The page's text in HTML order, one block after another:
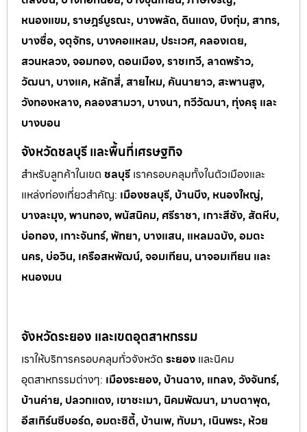
หนองแขม, ราษฎร์บูรณะ, บางพลัด, ดินแดง, บึงกุ่ม, สาทร,
บางซื่อ, จตุจักร, บางคอแหลม, ประเวศ, คลองเตย,
สวนหลวง, จอมทอง, ดอนเมือง, ราชเทวี, ลาดพร้าว,
วัฒนา, บางแค, หลักสี่, สายไหม, คันนายาว, สะพานสูง,
วังทองหลาง, คลองสามวา, บางนา, ทวีวัฒนา, ทุ่งครุ และ
บางบอน
จังหวัดชลบุรี และพื้นที่เศรษฐกิจ
สำหรับลูกค้าในเขต ชลบุรี เราครอบคลุมทั้งในตัวเมืองและ
แหล่งท่องเที่ยวสำคัญ: เมืองชลบุรี, บ้านบึง, หนองใหญ่,
บางละมุง, พานทอง, พนัสนิคม, ศรีราชา, เกาะสีชัง, สัตหีบ,
บ่อทอง, เกาะจันทร์, พัทยา, บางแสน, แหลมฉบัง, อมตะ
นคร, บ่อวิน, เครือสหพัฒน์, จอมเทียน, นาจอมเทียน และ
หนองมน
จังหวัดระยอง และเขตอุตสาหกรรม
เราให้บริการครอบคลุมทั่วจังหวัด ระยอง และนิคม
อุตสาหกรรมต่างๆ: เมืองระยอง, บ้านฉาง, แกลง, วังจันทร์,
บ้านค่าย, ปลวกแดง, เขาชะเมา, นิคมพัฒนา, มาบตาพุด,
อีสเทิร์นซีบอร์ด, อมตะซิตี้, บ้านเพ, ทับมา, เนินพระ, ห้วย